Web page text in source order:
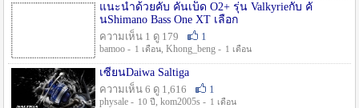
แนะนำด้วยคับ คันเบ็ด O2+ รุ่น Valkyrieกับ คั
นShimano Bass One XT เลือก
ความเห็น 1 ดู 179
1
bamoo - 1 เดือน, Khong_beng - 1 เดือน
เซียนDaiwa Saltiga
ความเห็น 6 ดู 1,616
1
physale - 10 ปี , kom2005s - 1 เดือน